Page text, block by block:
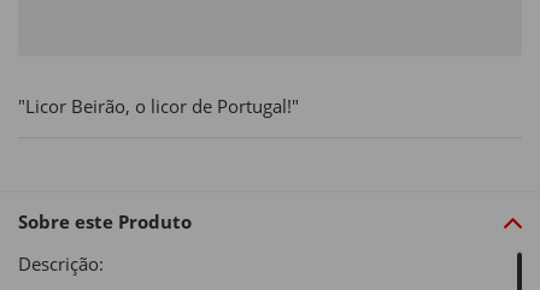
"Licor Beirão, o licor de Portugal!"
Sobre este Produto
Descrição: